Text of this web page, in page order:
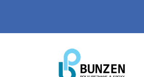
content